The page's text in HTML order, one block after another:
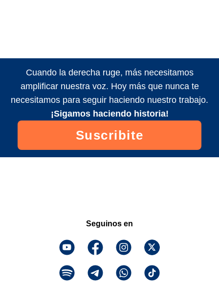
Cuando la derecha ruge, más necesitamos
amplificar nuestra voz. Hoy más que nunca te
necesitamos para seguir haciendo nuestro trabajo.
¡Sigamos haciendo historia!
Suscribite
Seguinos en